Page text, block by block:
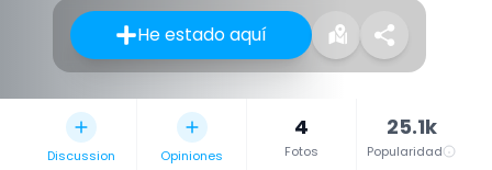
He estado aquí
Discussion Opiniones
4
Fotos
25.1k
Popularidad